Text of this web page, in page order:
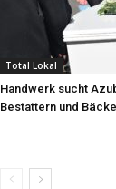
Total Lokal
Handwerk sucht
Bestattern und